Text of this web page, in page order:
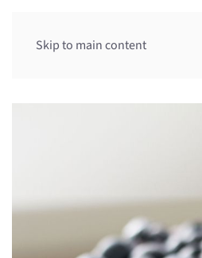
Skip to main content